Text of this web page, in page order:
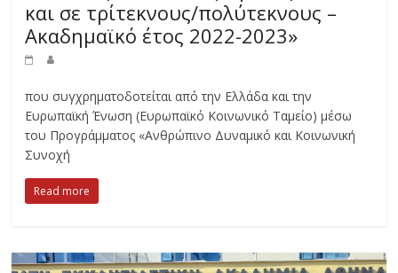
και σε τρίτεκνους/πολύτεκνους –
Ακαδημαϊκό έτος 2022-2023»
που συγχρηματοδοτείται από την Ελλάδα και την
Ευρωπαϊκή Ένωση (Ευρωπαϊκό Κοινωνικό Ταμείο) μέσω
του Προγράμματος «Ανθρώπινο Δυναμικό και Κοινωνική
Συνοχή
Read more